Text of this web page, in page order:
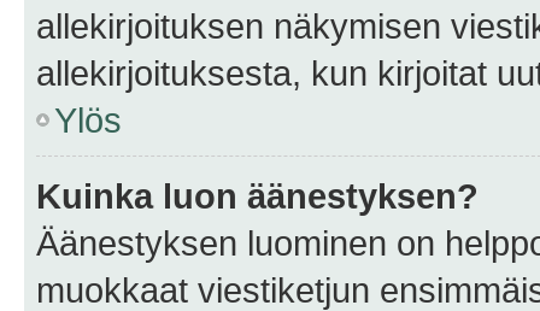
allekirjoituksen näkymisen
allekirjoituksesta, kun kirjoitat
Ylös
Kuinka luon äänestyksen?
Äänestyksen luominen on
muokkaat viestiketjun